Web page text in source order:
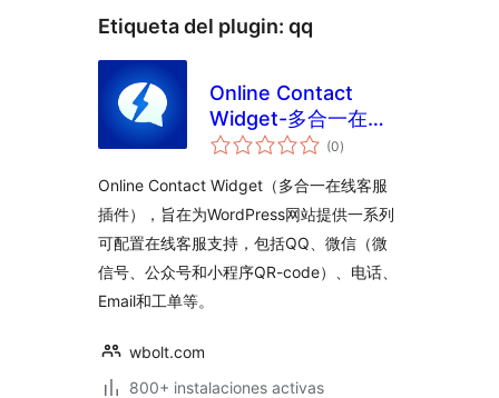
Etiqueta del plugin: qq
Online Contact
Widget-多合一在线
客服插件
(0total
de
)
Online Contact Widget（多合一在线客服
插件），旨在为WordPress网站提供一系列
可配置在线客服支持，包括QQ、微信（微
信号、公众号和小程序QR-code）、电话、
Email和工单等。
wbolt.com
800+ instalaciones activas